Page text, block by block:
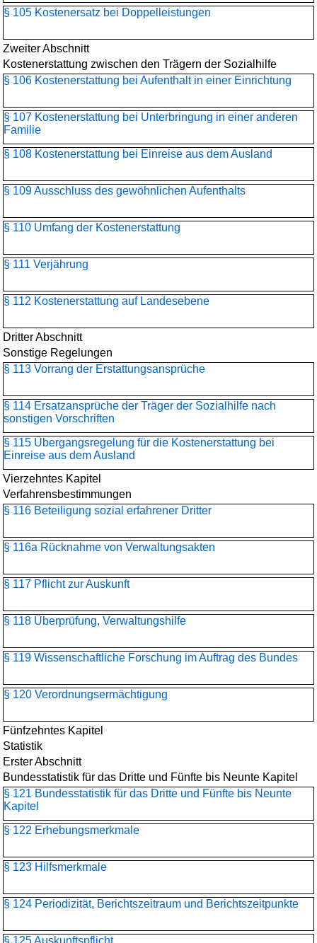
§ 105 Kostenersatz bei Doppelleistungen
Zweiter Abschnitt
Kostenerstattung zwischen den Trägern der Sozialhilfe
§ 106 Kostenerstattung bei Aufenthalt in einer Einrichtung
§ 107 Kostenerstattung bei Unterbringung in einer anderen
Familie
§ 108 Kostenerstattung bei Einreise aus dem Ausland
§ 109 Ausschluss des gewöhnlichen Aufenthalts
§ 110 Umfang der Kostenerstattung
§ 111 Verjährung
§ 112 Kostenerstattung auf Landesebene
Dritter Abschnitt
Sonstige Regelungen
§ 113 Vorrang der Erstattungsansprüche
§ 114 Ersatzansprüche der Träger der Sozialhilfe nach
sonstigen Vorschriften
§ 115 Übergangsregelung für die Kostenerstattung bei
Einreise aus dem Ausland
Vierzehntes Kapitel
Verfahrensbestimmungen
§ 116 Beteiligung sozial erfahrener Dritter
§ 116a Rücknahme von Verwaltungsakten
§ 117 Pflicht zur Auskunft
§ 118 Überprüfung, Verwaltungshilfe
§ 119 Wissenschaftliche Forschung im Auftrag des Bundes
§ 120 Verordnungsermächtigung
Fünfzehntes Kapitel
Statistik
Erster Abschnitt
Bundesstatistik für das Dritte und Fünfte bis Neunte Kapitel
§ 121 Bundesstatistik für das Dritte und Fünfte bis Neunte
Kapitel
§ 122 Erhebungsmerkmale
§ 123 Hilfsmerkmale
§ 124 Periodizität, Berichtszeitraum und Berichtszeitpunkte
§ 125 Auskunftspflicht